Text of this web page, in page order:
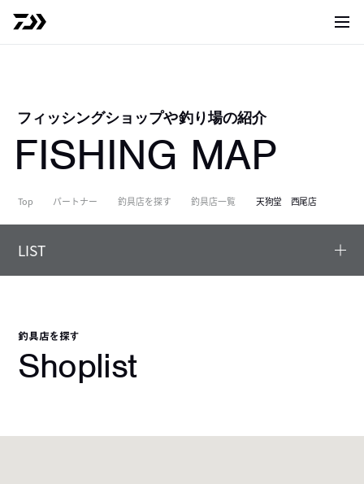
サイ
フィッシングショップや釣り場の紹介
FISHING MAP
Top パートナー 釣具店を探す 釣具店一覧 天狗堂 西尾店
LIST
釣具店を探す
Shoplist